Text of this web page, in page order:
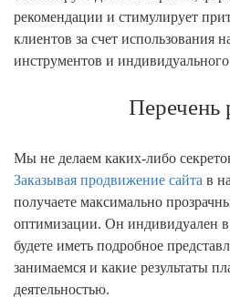
рекомендации и стимулирует
клиентов за счет использования
инструментов и
Перечень
Мы не делаем каких-либо
Заказывая продвижение сайта в
получаете максимально
оптимизации. Он индивидуален
будете иметь подробное
занимаемся и какие результаты
деятельностью.